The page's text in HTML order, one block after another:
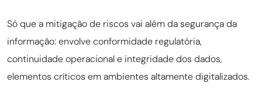
Só que a mitigação de riscos vai além da segurança da
informação: envolve conformidade regulatória,
continuidade operacional e integridade dos dados,
elementos críticos em ambientes altamente digitalizados.